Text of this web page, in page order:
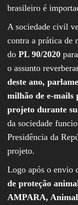
brasileiro é
A sociedade civil
contra a prática de
do PL 90/2020
o assunto
deste ano,
milhão de e-mails
projeto durante
da sociedade
Presidência da
projeto.
Logo após o envio
de proteção
AMPARA,